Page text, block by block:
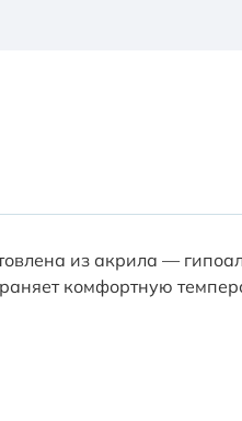
из акрила —
комфортную